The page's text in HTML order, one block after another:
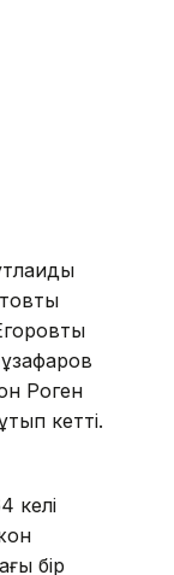
Роген
кетті.
келі
бір